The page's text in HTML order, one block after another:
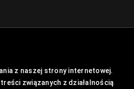
z naszej strony internetowej.
związanych z działalnością